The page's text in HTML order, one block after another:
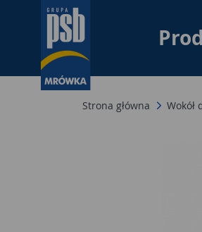
Strona główna Wokół